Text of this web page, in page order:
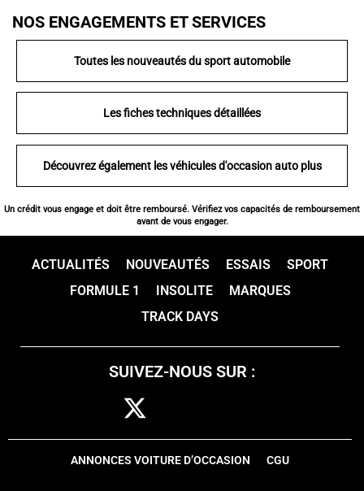
NOS ENGAGEMENTS ET SERVICES
Toutes les nouveautés du sport automobile
Les fiches techniques détaillées
Découvrez également les véhicules d'occasion auto plus
Un crédit vous engage et doit être remboursé. Vérifiez vos capacités de remboursement
avant de vous engager.
ACTUALITÉS NOUVEAUTÉS ESSAIS
SPORT
FORMULE 1
INSOLITE
MARQUES
TRACK DAYS
SUIVEZ-NOUS SUR :
ANNONCES VOITURE D’OCCASION CGU